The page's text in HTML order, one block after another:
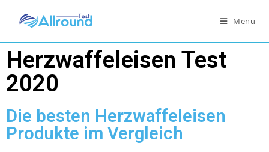
Menü
Herzwaffeleisen Test
2020
Die besten Herzwaffeleisen
Produkte im Vergleich